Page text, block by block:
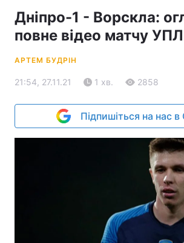
Дніпро-1 - Ворскла:
повне відео матчу УПЛ
АРТЕМ БУДРІН
21:54, 27.11.21 1 хв. 2858
Підпишіться на нас в